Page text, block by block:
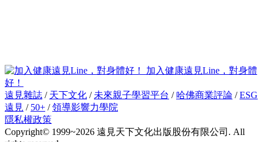
加入健康遠見Line，對身體
好！
遠見雜誌 / 天下文化 / 未來親子學習平台 / 哈佛商業評論 /ESG
遠見 / 50+ /領導影響力學院
隱私權政策
Copyright© 1999~2026 遠見天下文化出版股份有限公司. All